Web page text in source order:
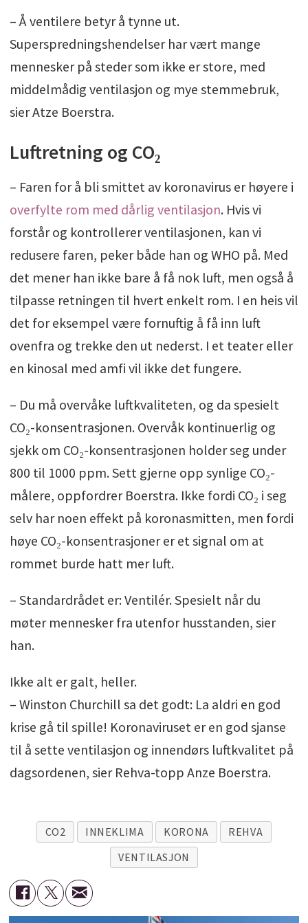
– Å ventilere betyr å tynne ut.
Superspredningshendelser har vært mange
mennesker på steder som ikke er store, med
middelmådig ventilasjon og mye stemmebruk,
sier Atze Boerstra.
Luftretning og CO₂
– Faren for å bli smittet av koronavirus er høyere i
overfylte rom med dårlig ventilasjon. Hvis vi
forstår og kontrollerer ventilasjonen, kan vi
redusere faren, peker både han og WHO på. Med
det mener han ikke bare å få nok luft, men også å
tilpasse retningen til hvert enkelt rom. I en heis vil
det for eksempel være fornuftig å få inn luft
ovenfra og trekke den ut nederst. I et teater eller
en kinosal med amfi vil ikke det fungere.
– Du må overvåke luftkvaliteten, og da spesielt
CO₂-konsentrasjonen. Overvåk kontinuerlig og
sjekk om CO₂-konsentrasjonen holder seg under
800 til 1000 ppm. Sett gjerne opp synlige CO₂-
målere, oppfordrer Boerstra. Ikke fordi CO₂ i seg
selv har noen effekt på koronasmitten, men fordi
høye CO₂-konsentrasjoner er et signal om at
rommet burde hatt mer luft.
– Standardrådet er: Ventilér. Spesielt når du
møter mennesker fra utenfor husstanden, sier
han.
Ikke alt er galt, heller.
– Winston Churchill sa det godt: La aldri en god
krise gå til spille! Koronaviruset er en god sjanse
til å sette ventilasjon og innendørs luftkvalitet på
dagsordenen, sier Rehva-topp Anze Boerstra.
CO2 INNEKLIMA KORONA
REHVA
VENTILASJON